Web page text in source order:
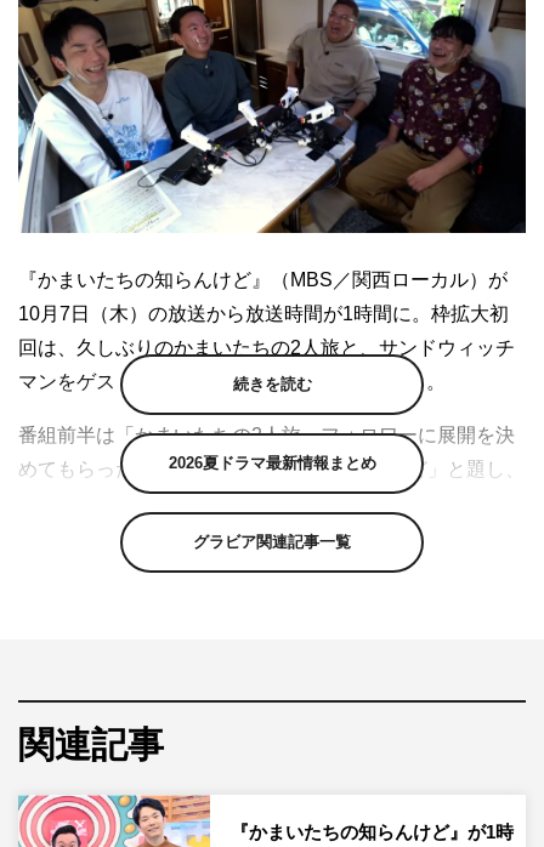
『かまいたちの知らんけど』（MBS／関西ローカル）が
10月7日（木）の放送から放送時間が1時間に。枠拡大初
回は、久しぶりのかまいたちの2人旅と、サンドウィッチ
マンをゲストに迎えてのおしゃべり企画を送る。
番組前半は「かまいたちの2人旅、フォロワーに展開を決
めてもらった方がええVTRになる、知らんけど」と題し、
ト機能を使いながら、ロケの進む先を視聴者に委ねてい
たい？」として、濱家隆一には「落合博満風スイングで破
壊」もしくは「西村ひろゆかない風に論破しながら破
壊」。山内健司には持ちネタの「チャンドンゴンゲン破
壊」もしくは「ただただ無言で破壊」の2択で尋ねる。
続きを読む
2026夏ドラマ最新情報まとめ
グラビア関連記事一覧
関連記事
『かまいたちの知らんけど』が1時